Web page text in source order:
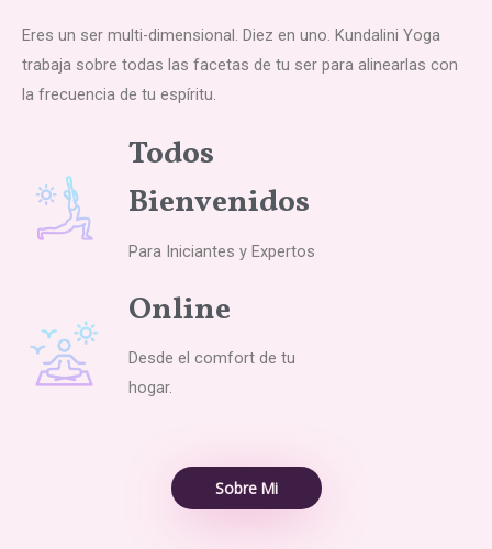
Eres un ser multi-dimensional. Diez en uno. Kundalini Yoga
trabaja sobre todas las facetas de tu ser para alinearlas con
la frecuencia de tu espíritu.
Todos
Bienvenidos
Para Iniciantes y Expertos
Online
Desde el comfort de tu
hogar.
Sobre Mi